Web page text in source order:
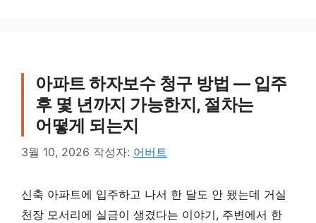
아파트 하자보수 청구 방법 — 입주
후 몇 년까지 가능한지, 절차는
어떻게 되는지
3월 10, 2026 작성자: 어버트
신축 아파트에 입주하고 나서 한 달도 안 됐는데 거실
천장 모서리에 실금이 생겼다는 이야기, 주변에서 한